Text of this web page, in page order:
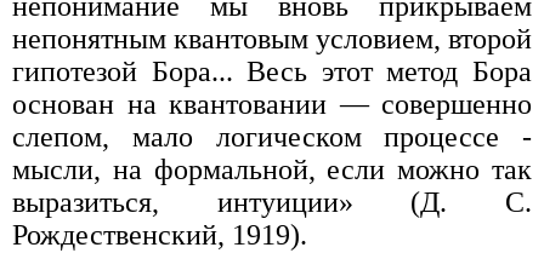
непонимание мы вновь прикрываем
непонятным квантовым условием, второй
гипотезой Бора... Весь этот метод Бора
основан на квантовании — совершенно
слепом, мало логическом процессе -
мысли, на формальной, если можно так
выразиться, интуиции» (Д. С.
Рождественский, 1919).